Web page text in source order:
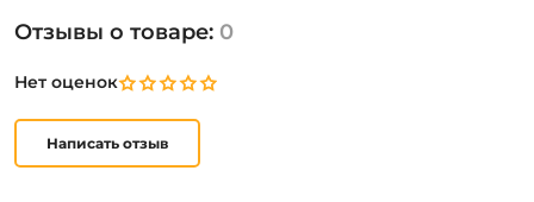
Отзывы о товаре: 0
Нет оценок
Написать отзыв